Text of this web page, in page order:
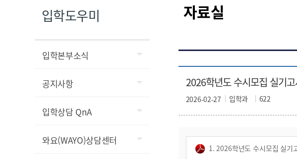
입학도우미
입학본부소식
공지사항
입학상담 QnA
와요(WAYO)상담센터
자료실
2026학년도 수시모집 실기
입학과 622
2026-02-27
1. 2026학년도 수시모집 실